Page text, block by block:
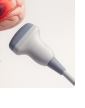
und
Auf dem
Juni 2025 in
für
in